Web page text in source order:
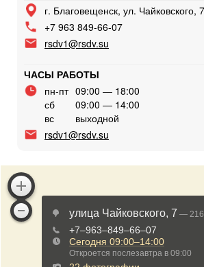
г. Благовещенск, ул.
+7 963 849-66-07
rsdv1@rsdv.su
ЧАСЫ РАБОТЫ
пн-пт 09:00 — 18:00
сб
09:00 — 14:00
вс
выходной
rsdv1@rsdv.su